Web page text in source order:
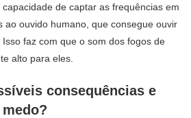
de captar as frequências em
ao ouvido humano, que consegue ouvir
faz com que o som dos fogos de
alto para eles.
consequências e